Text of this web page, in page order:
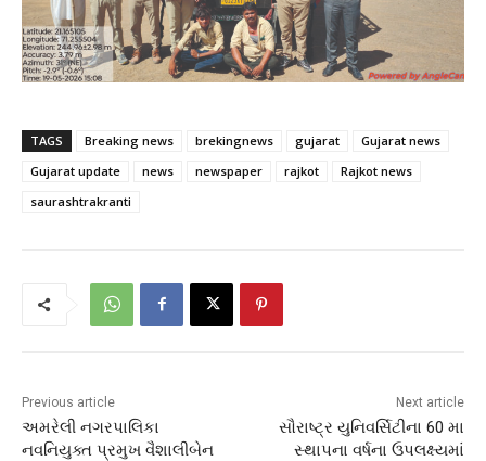
TAGS Breaking news brekingnews gujarat
Gujarat news
Gujarat update
news newspaper rajkot
Rajkot news
saurashtrakranti
Previous article
અમરેલી નગરપાલિકા
નવનિયુક્ત પ્રમુખ વૈશાલીબેન
Next article
સૌરાષ્ટ્ર યુનિવર્સિટીના 60 મા
સ્થાપના વર્ષના ઉપલક્ષ્યમાં